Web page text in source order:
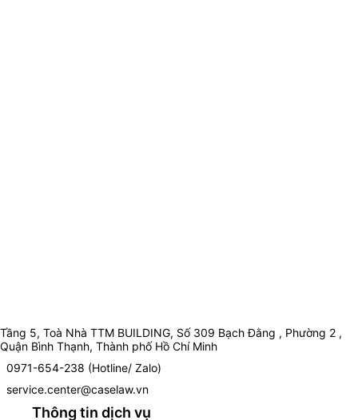
Tầng 5, Toà Nhà TTM BUILDING, Số 309 Bạch Đằng , Phường 2 ,
Quận Bình Thạnh, Thành phố Hồ Chí Minh
0971-654-238 (Hotline/ Zalo)
service.center@caselaw.vn
Thông tin dịch vụ